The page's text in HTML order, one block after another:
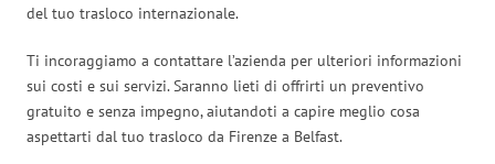
del tuo trasloco internazionale.
Ti incoraggiamo a contattare l’azienda per ulteriori informazioni
sui costi e sui servizi. Saranno lieti di offrirti un preventivo
gratuito e senza impegno, aiutandoti a capire meglio cosa
aspettarti dal tuo trasloco da Firenze a Belfast.